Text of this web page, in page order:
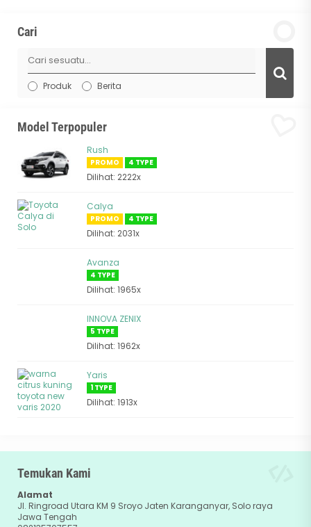
Cari
Produk Berita
Model Terpopuler
Rush
PROMO 4 TYPE
Dilihat: 2222x
Calya
PROMO 4 TYPE
Dilihat: 2031x
Avanza
4 TYPE
Dilihat: 1965x
INNOVA ZENIX
5 TYPE
Dilihat: 1962x
Yaris
1 TYPE
Dilihat: 1913x
Temukan Kami
Alamat
Jl. Ringroad Utara KM 9 Sroyo Jaten Karanganyar, Solo raya
Jawa Tengah